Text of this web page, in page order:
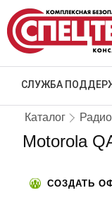
СЛУЖБА
Каталог
Motorola
СОЗДАТЬ